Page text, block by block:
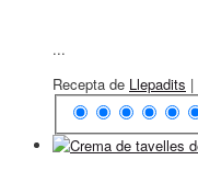
...
Recepta de Llepadits |